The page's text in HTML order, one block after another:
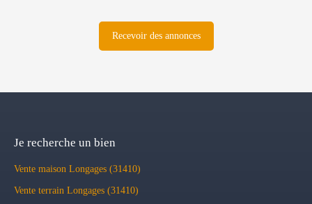
Recevoir des annonces
Je recherche un bien
Vente maison Longages (31410)
Vente terrain Longages (31410)